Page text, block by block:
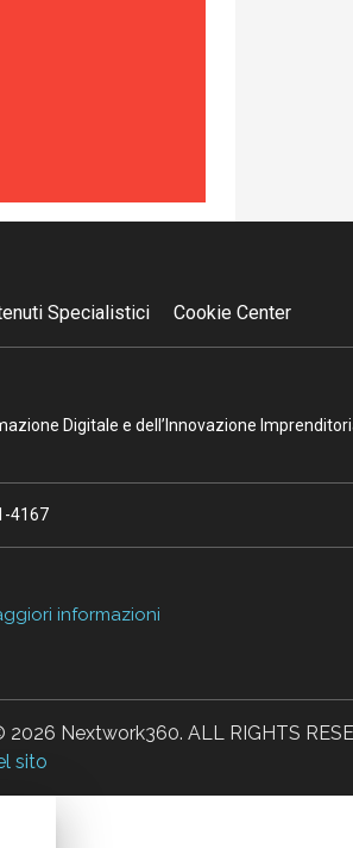
Specialistici Cookie Center
Digitale e dell’Innovazione
4167
informazioni
Nextwork360. ALL RIGHTS
sito